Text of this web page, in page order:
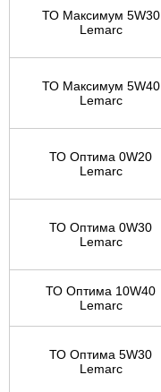
ТО Максимум 5W30
Lemarc
ТО Максимум 5W40
Lemarc
ТО Оптима 0W20
Lemarc
ТО Оптима 0W30
Lemarc
ТО Оптима 10W40
Lemarc
ТО Оптима 5W30
Lemarc